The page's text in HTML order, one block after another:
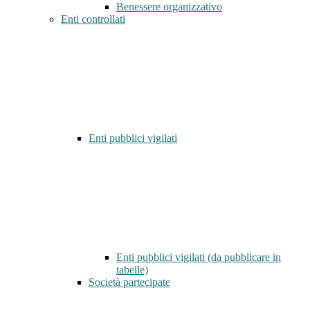
Benessere organizzativo
Enti controllati
Enti pubblici vigilati
Enti pubblici vigilati (da pubblicare in
tabelle)
Società partecipate